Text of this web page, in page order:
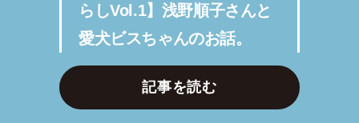
らしVol.1】浅野順子さんと
愛犬ビスちゃんのお話。
記事を読む